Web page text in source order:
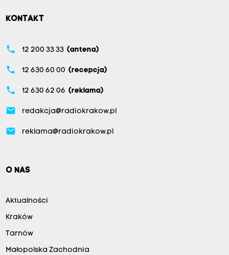
KONTAKT
phone 12 200 33 33 (antena)
phone 12 630 60 00 (recepcja)
phone 12 630 62 06 (reklama)
email redakcja@radiokrakow.pl
email reklama@radiokrakow.pl
O NAS
Aktualności
Kraków
Tarnów
Małopolska Zachodnia